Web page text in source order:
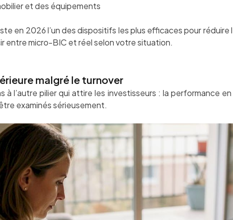
et des équipements
en 2026 l’un des dispositifs les plus efficaces pour réduire
entre micro-BIC et réel selon votre situation.
malgré le turnover
à l’autre pilier qui attire les investisseurs : la performance
examinés sérieusement.